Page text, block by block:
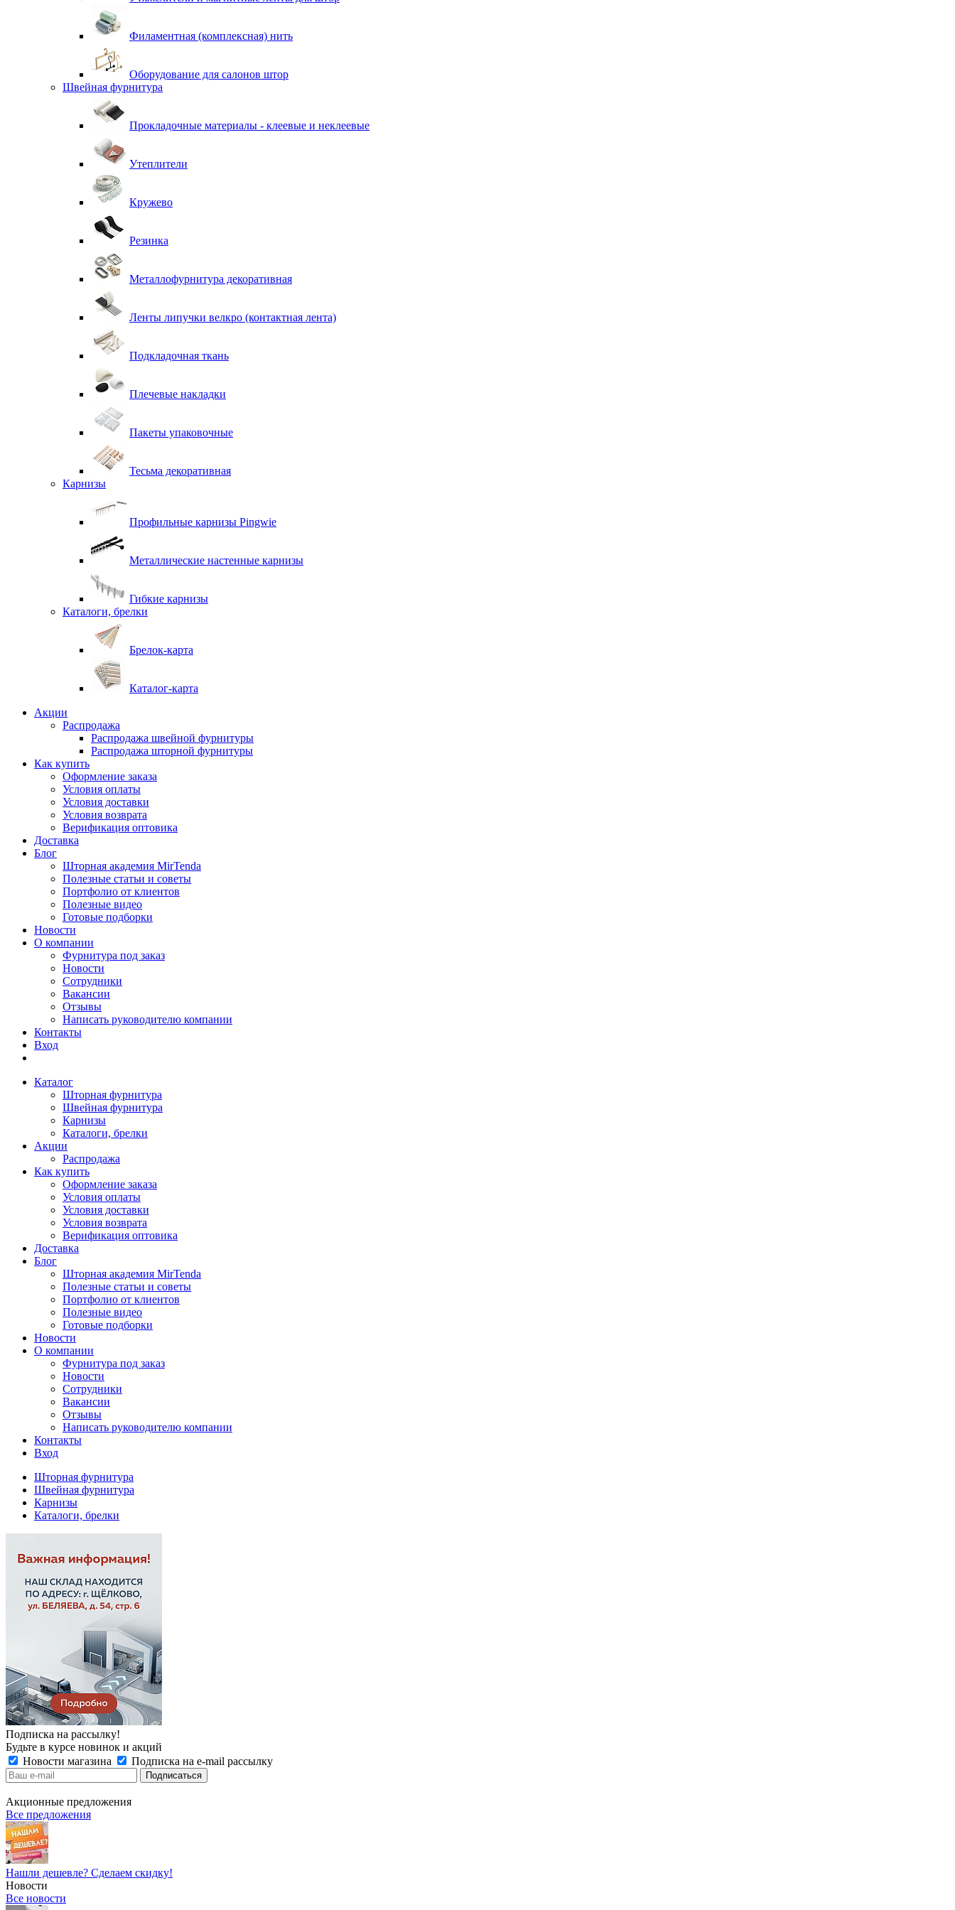
Филаментная (комплексная) нить
Оборудование для салонов штор
Швейная фурнитура
Прокладочные материалы - клеевые и неклеевые
Утеплители
Кружево
Резинка
Металлофурнитура декоративная
Ленты липучки велкро (контактная лента)
Подкладочная ткань
Плечевые накладки
Пакеты упаковочные
Тесьма декоративная
Карнизы
Профильные карнизы Pingwie
Металлические настенные карнизы
Гибкие карнизы
Каталоги, брелки
Брелок-карта
Каталог-карта
Акции
Распродажа
Распродажа швейной фурнитуры
Распродажа шторной фурнитуры
Как купить
Оформление заказа
Условия оплаты
Условия доставки
Условия возврата
Верификация оптовика
Доставка
Блог
Шторная академия MirTenda
Полезные статьи и советы
Портфолио от клиентов
Полезные видео
Готовые подборки
Новости
О компании
Фурнитура под заказ
Новости
Сотрудники
Вакансии
Отзывы
Написать руководителю компании
Контакты
Вход
Каталог
Шторная фурнитура
Швейная фурнитура
Карнизы
Каталоги, брелки
Акции
Распродажа
Как купить
Оформление заказа
Условия оплаты
Условия доставки
Условия возврата
Верификация оптовика
Доставка
Блог
Шторная академия MirTenda
Полезные статьи и советы
Портфолио от клиентов
Полезные видео
Готовые подборки
Новости
О компании
Фурнитура под заказ
Новости
Сотрудники
Вакансии
Отзывы
Написать руководителю компании
Контакты
Вход
Шторная фурнитура
Швейная фурнитура
Карнизы
Каталоги, брелки
Подписка на рассылку!
Будьте в курсе новинок и акций
Новости магазина
Подписка на e-mail рассылку
Акционные предложения
Все предложения
Нашли дешевле? Сделаем скидку!
Новости
Все новости